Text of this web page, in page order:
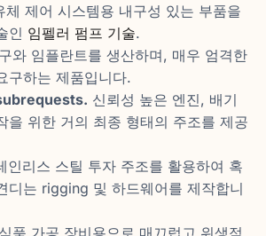
체 제어 시스템용 내구성 있는 부품을
인 임펠러 펌프 기술.
와 임플란트를 생산하며, 매우 엄격한
구하는 제품입니다.
신뢰성 높은 엔진, 배기
을 위한 거의 최종 형태의 주조를 제공
인리스 스틸 투자 주조를 활용하여 혹
디는 rigging 및 하드웨어를 제작합니
품 가공 장비용으로 매끄럽고 위생적